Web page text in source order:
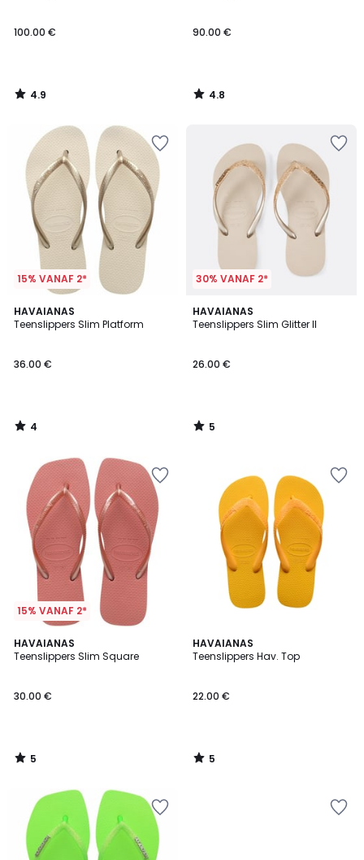
100.00 €
4.9
/
90.00 €
4.8
/
15% VANAF 2*
HAVAIANAS
Teenslippers Slim Platform
36.00 €
4
/
4
/
30% VANAF 2*
HAVAIANAS
Teenslippers Slim Glitter II
26.00 €
5
/
5
/
15% VANAF 2*
HAVAIANAS
Teenslippers Slim Square
30.00 €
5
/
5
/
HAVAIANAS
Teenslippers Hav. Top
22.00 €
5
/
5
/